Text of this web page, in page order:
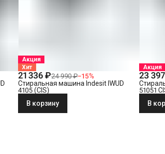
Акция
Хит
21 336 ₽24 990 ₽−15%
Стиральная машина Indesit IWUD
4105 (CIS)
В корзину
Акция
23
51051
В